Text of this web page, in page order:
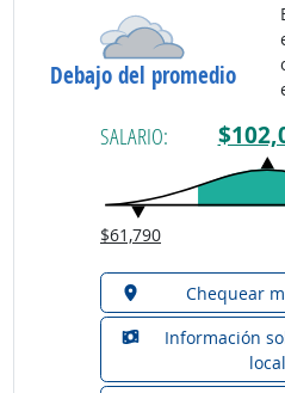
Debajo del promedio
SALARIO:
$61,790
Chequear
Información
local